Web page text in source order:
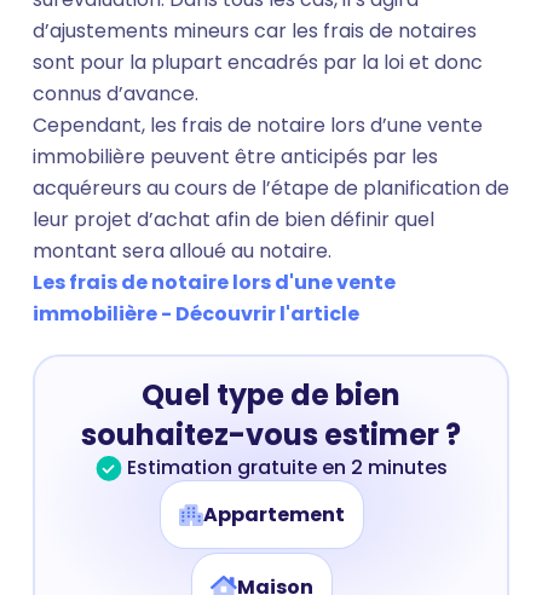
d’ajustements mineurs car les frais de notaires
sont pour la plupart encadrés par la loi et donc
connus d’avance.
Cependant, les frais de notaire lors d’une vente
immobilière peuvent être anticipés par les
acquéreurs au cours de l’étape de planification de
leur projet d’achat afin de bien définir quel
montant sera alloué au notaire.
Les frais de notaire lors d'une vente
immobilière - Découvrir l'article
Quel type de bien
souhaitez-vous estimer ?
Estimation gratuite en 2 minutes
Appartement
Maison